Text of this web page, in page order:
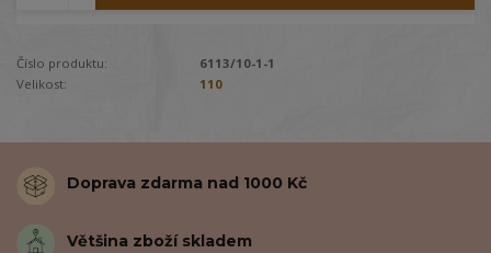
Číslo produktu:
6113/10-1-1
Velikost:
110
Doprava zdarma nad 1000 Kč
Většina zboží skladem